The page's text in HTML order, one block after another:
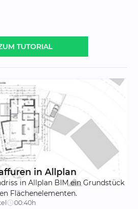
TUTORIAL
in Allplan
in Allplan BIM ein Grundstück
Flächenelementen.
schedule00:40h